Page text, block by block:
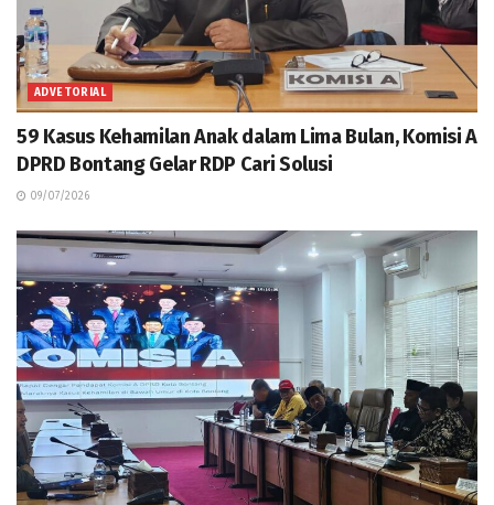
ADVETORIAL
59 Kasus Kehamilan Anak dalam Lima Bulan, Komisi A
DPRD Bontang Gelar RDP Cari Solusi
09/07/2026